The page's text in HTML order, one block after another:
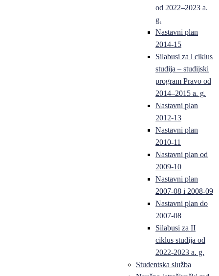
od 2022–2023 a.
g.
Nastavni plan
2014-15
Silabusi za l ciklus
studija – studijski
program Pravo od
2014–2015 a. g.
Nastavni plan
2012-13
Nastavni plan
2010-11
Nastavni plan od
2009-10
Nastavni plan
2007-08 i 2008-09
Nastavni plan do
2007-08
Silabusi za II
ciklus studija od
2022-2023 a. g.
Studentska služba